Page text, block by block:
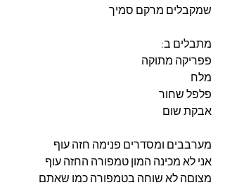
שמקבלים מרקם סמיך
מתבלים ב:
פפריקה מתוקה
מלח
פלפל שחור
אבקת שום
מערבבים ומסדרים פנימה חזה עוף
אני לא מכינה המון טמפורה החזה עוף
מצוםה לא שוחה בטמפורה כמו שאתם